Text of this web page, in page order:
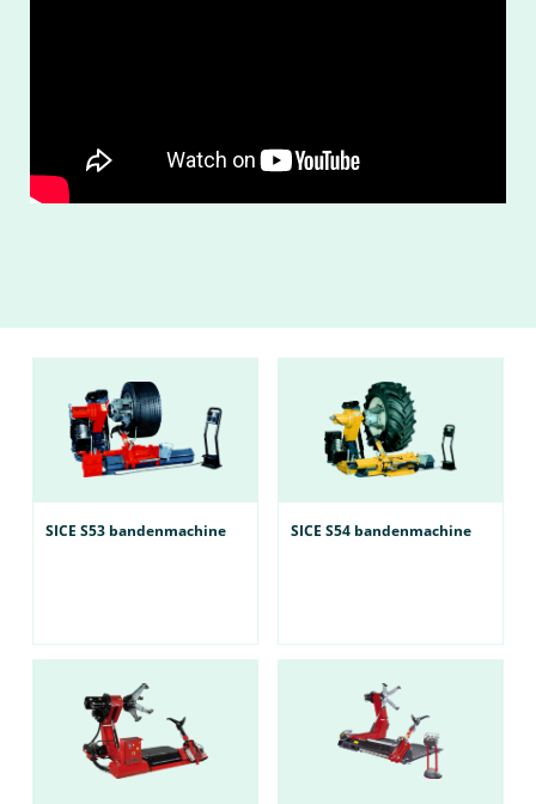
SICE S53 bandenmachine SICE S54 bandenmachine